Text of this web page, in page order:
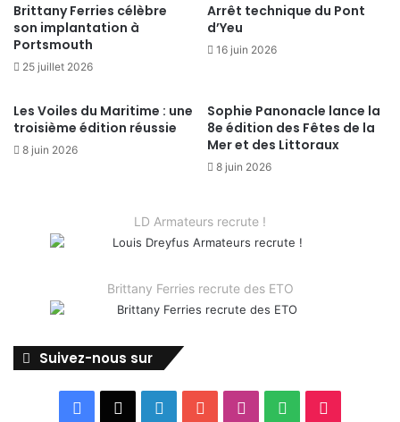
Brittany Ferries célèbre
son implantation à
Portsmouth
25 juillet 2026
Arrêt technique du Pont
d’Yeu
16 juin 2026
Les Voiles du Maritime : une
troisième édition réussie
8 juin 2026
Sophie Panonacle lance la
8e édition des Fêtes de la
Mer et des Littoraux
8 juin 2026
LD Armateurs recrute !
Brittany Ferries recrute des ETO
Suivez-nous sur
Facebook LinkedinYouTubeInstagram
Spotify